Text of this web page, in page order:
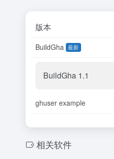
版本
BuildGha 最新
BuildGha 1.1
ghuser example
相关软件